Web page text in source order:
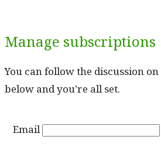
Manage subscriptions
You can fol­low the dis­cus­sion on
below and you’re all set.
Email